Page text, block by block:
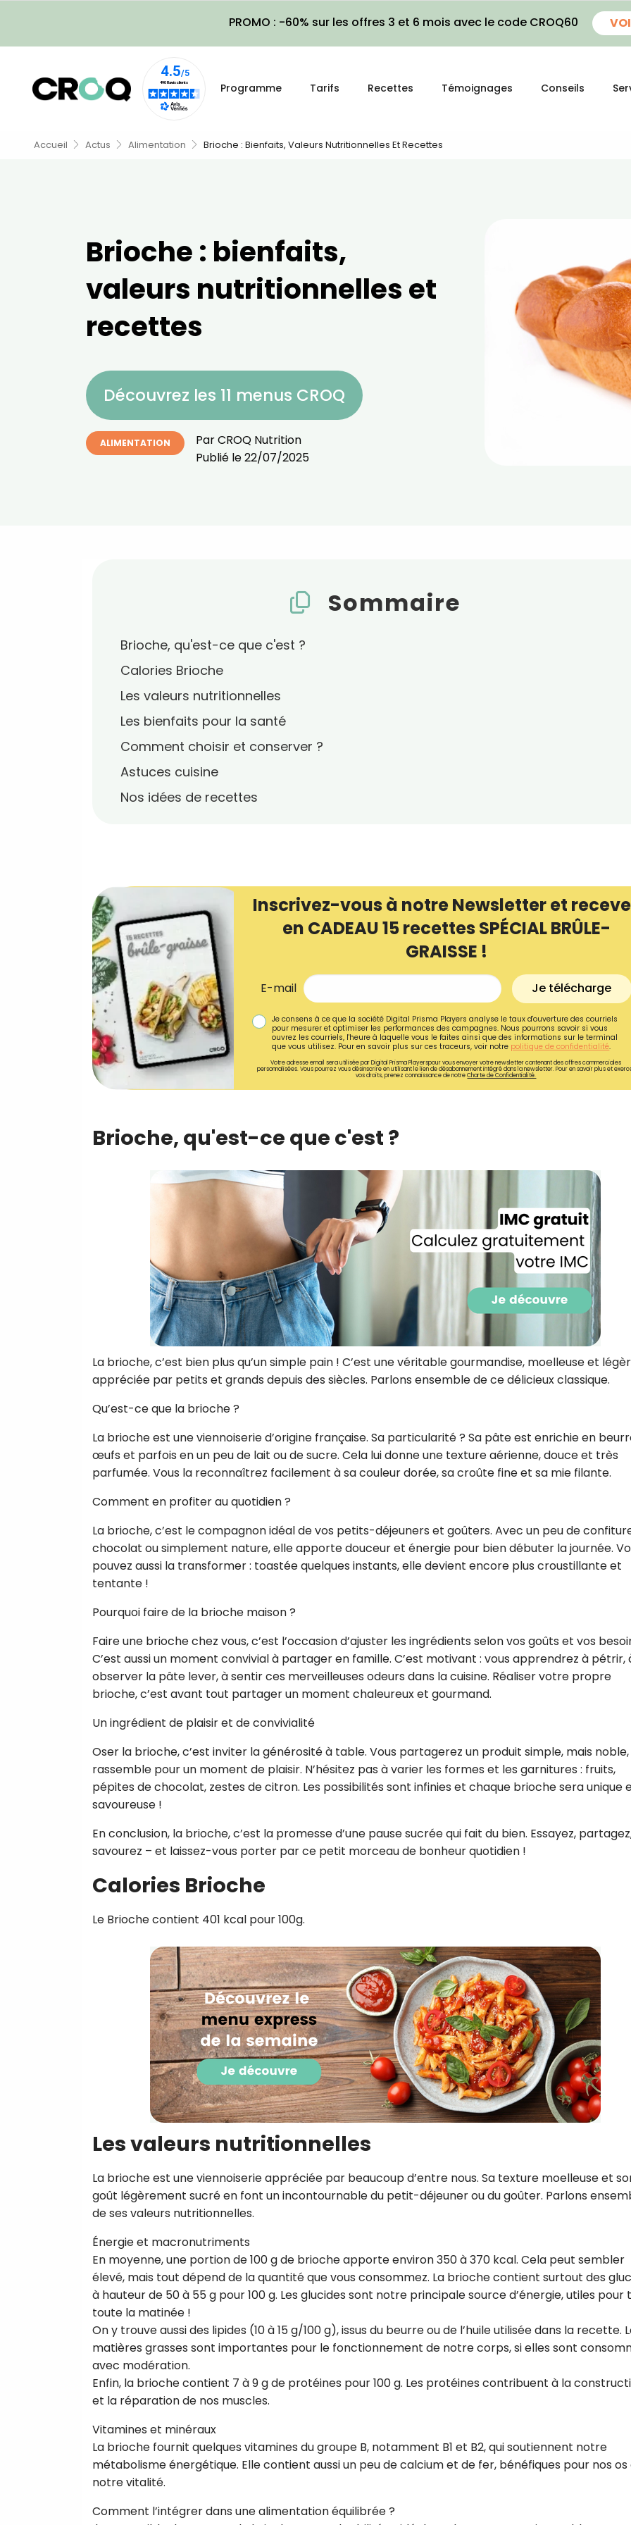
PROMO : -60% sur les offres 3 et 6 mois avec le code CROQ60
Programme Tarifs Recettes Témoignages Conseils
Accueil Actus Alimentation Brioche : Bienfaits, Valeurs Nutritionnelles Et Recettes
Brioche : bienfaits,
valeurs nutritionnelles et
recettes
Découvrez les 11 menus CROQ
ALIMENTATION ParCROQ Nutrition
Publié le22/07/2025
Sommaire
Brioche, qu'est-ce que c'est ?
Calories Brioche
Les valeurs nutritionnelles
Les bienfaits pour la santé
Comment choisir et conserver ?
Astuces cuisine
Nos idées de recettes
Inscrivez-vous à notre Newsletter et
en CADEAU 15 recettes SPÉCIAL BRÛLE-
GRAISSE !
E-mail Je télécharge
Je consens à ce que la société Digital Prisma Players analyse le taux d'ouverture des courriels
pour mesurer et optimiser les performances des campagnes. Nous pourrons savoir si vous
ouvrez les courriels, l'heure à laquelle vous le faites ainsi que des informations sur le terminal
que vous utilisez. Pour en savoir plus sur ces traceurs, voir notre politique de confidentialité.
Votre adresse email sera utilisée par Digital Prisma Playerspour vous envoyer votre newsletter contenant des offres commerciales
personnalisées. Vous pourrez vous désinscrire en utilisant le lien de désabonnement intégré dans la newsletter. Pour en savoir plus et
vos droits, prenez connaissance de notreCharte de Confidentialité.
Brioche, qu'est-ce que c'est ?
La brioche, c’est bien plus qu’un simple pain ! C’est une véritable gourmandise, moelleuse et
appréciée par petits et grands depuis des siècles. Parlons ensemble de ce délicieux classique.
Qu’est-ce que la brioche ?
La brioche est une viennoiserie d’origine française. Sa particularité ? Sa pâte est enrichie en
œufs et parfois en un peu de lait ou de sucre. Cela lui donne une texture aérienne, douce et très
parfumée. Vous la reconnaîtrez facilement à sa couleur dorée, sa croûte fine et sa mie filante.
Comment en profiter au quotidien ?
La brioche, c’est le compagnon idéal de vos petits-déjeuners et goûters. Avec un peu de
chocolat ou simplement nature, elle apporte douceur et énergie pour bien débuter la journée.
pouvez aussi la transformer : toastée quelques instants, elle devient encore plus croustillante et
tentante !
Pourquoi faire de la brioche maison ?
Faire une brioche chez vous, c’est l’occasion d’ajuster les ingrédients selon vos goûts et vos
C’est aussi un moment convivial à partager en famille. C’est motivant : vous apprendrez à pétrir,
observer la pâte lever, à sentir ces merveilleuses odeurs dans la cuisine. Réaliser votre propre
brioche, c’est avant tout partager un moment chaleureux et gourmand.
Un ingrédient de plaisir et de convivialité
Oser la brioche, c’est inviter la générosité à table. Vous partagerez un produit simple, mais noble,
rassemble pour un moment de plaisir. N’hésitez pas à varier les formes et les garnitures : fruits,
pépites de chocolat, zestes de citron. Les possibilités sont infinies et chaque brioche sera unique
savoureuse !
En conclusion, la brioche, c’est la promesse d’une pause sucrée qui fait du bien. Essayez,
savourez – et laissez-vous porter par ce petit morceau de bonheur quotidien !
Calories Brioche
Le Brioche contient 401 kcal pour 100g.
Les valeurs nutritionnelles
La brioche est une viennoiserie appréciée par beaucoup d’entre nous. Sa texture moelleuse et
goût légèrement sucré en font un incontournable du petit-déjeuner ou du goûter. Parlons
de ses valeurs nutritionnelles.
Énergie et macronutriments
En moyenne, une portion de 100 g de brioche apporte environ 350 à 370 kcal. Cela peut sembler
élevé, mais tout dépend de la quantité que vous consommez. La brioche contient surtout des
à hauteur de 50 à 55 g pour 100 g. Les glucides sont notre principale source d’énergie, utiles pour
toute la matinée !
On y trouve aussi des lipides (10 à 15 g/100 g), issus du beurre ou de l’huile utilisée dans la recette.
matières grasses sont importantes pour le fonctionnement de notre corps, si elles sont
avec modération.
Enfin, la brioche contient 7 à 9 g de protéines pour 100 g. Les protéines contribuent à la
et la réparation de nos muscles.
Vitamines et minéraux
La brioche fournit quelques vitamines du groupe B, notamment B1 et B2, qui soutiennent notre
métabolisme énergétique. Elle contient aussi un peu de calcium et de fer, bénéfiques pour nos
notre vitalité.
Comment l’intégrer dans une alimentation équilibrée ?
Recevez
recettes inédites de
!
Ainsi que la newsletter
Je consens à ce que la société
des courriels pour mesurer et
performances des campagnes.
pourrons savoir si vous ouvrez les
voir notre politique de
Je reçois mon cadeau !
personnalisées. Vous pourrez vous désinscrire en
désabonnement intégré dans la newsletter. Pour en
exercer vos droits, prenez connaissance de notre
Confidentialité.